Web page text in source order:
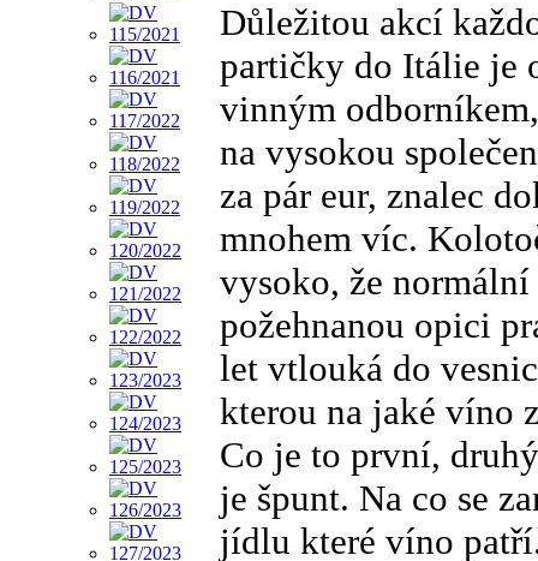
Důležitou akcí
partičky do Itálie je
vinným
na vysokou
za pár eur, znalec
mnohem víc.
vysoko, že
požehnanou opici
let vtlouká do
kterou na jaké víno
Co je to první,
je špunt. Na co se
jídlu které víno